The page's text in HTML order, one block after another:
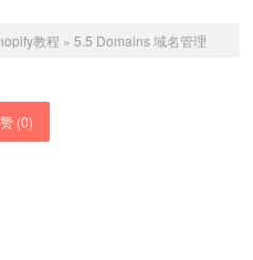
教程 » 5.5 Domains 域名管理
赞 (0)